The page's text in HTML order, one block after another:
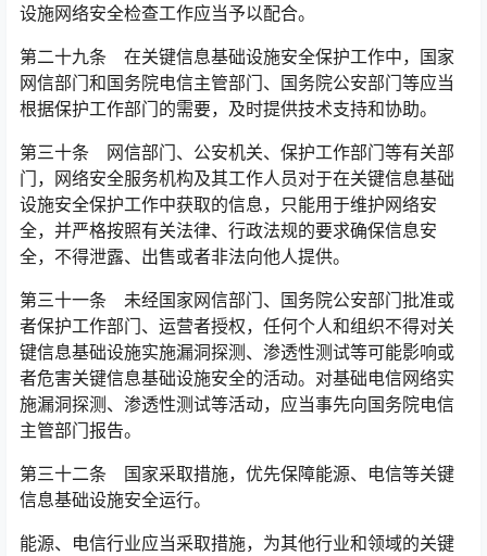
设施网络安全检查工作应当予以配合。󠅅󠅃󠄵󠅂󠄪󠇖󠆨󠆨󠇕󠆞󠆒󠅬󠇘󠆭󠆘󠇙󠆝󠅵󠇗󠆭󠆁󠄐󠇗󠅹󠅸󠇖󠆍󠅳󠇖󠅹󠅰󠇖󠆌󠅹
第二十九条 在关键信息基础设施安全保护工作中，国家
网信部门和国务院电信主管部门、国务院公安部门等应当
根据保护工作部门的需要，及时提供技术支持和协助。
第三十条 网信部门、公安机关、保护工作部门等有关部
门，网络安全服务机构及其工作人员对于在关键信息基础
设施安全保护工作中获取的信息，只能用于维护网络安
全，并严格按照有关法律、行政法规的要求确保信息安
全，不得泄露、出售或者非法向他人提供。󠅅󠅃󠄵󠅂󠄪󠇖󠆨󠆨󠇕󠆞󠆒󠅬󠇘󠆭󠆘󠇙󠆝󠅵󠇗󠆭󠆁󠄐󠇗󠅹󠅸󠇖󠆍󠅳󠇖󠅹󠅰󠇖󠆌󠅹
第三十一条 未经国家网信部门、国务院公安部门批准或
者保护工作部门、运营者授权，任何个人和组织不得对关
键信息基础设施实施漏洞探测、渗透性测试等可能影响或
者危害关键信息基础设施安全的活动。对基础电信网络实
施漏洞探测、渗透性测试等活动，应当事先向国务院电信
主管部门报告。󠅅󠅃󠄵󠅂󠄪󠇖󠆨󠆨󠇕󠆞󠆒󠅬󠇘󠆭󠆘󠇙󠆝󠅵󠇗󠆭󠆁󠄐󠇗󠅹󠅸󠇖󠆍󠅳󠇖󠅹󠅰󠇖󠆌󠅹
第三十二条 国家采取措施，优先保障能源、电信等关键
信息基础设施安全运行。
能源、电信行业应当采取措施，为其他行业和领域的关键